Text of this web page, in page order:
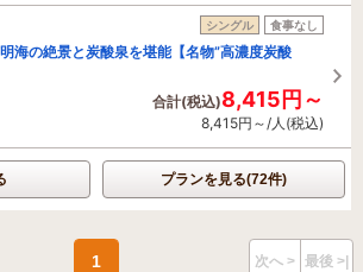
シングル 食事なし
海の絶景と炭酸泉を堪能【名物”高濃度炭酸
合計(税込)8,415円～
8,415円～/人(税込)
プランを見る(72件)
1 次へ > 最後 >|